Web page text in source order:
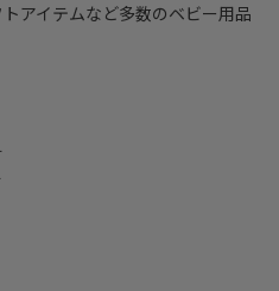
アイテムなど多数のベビー用品